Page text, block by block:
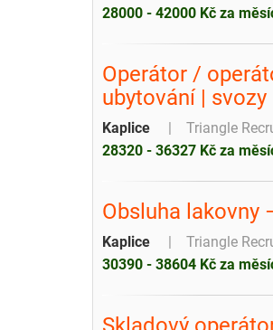
28000 - 42000 Kč za
Operátor /
ubytování | svozy
Kaplice
Triangle
28320 - 36327 Kč za
Obsluha lakovny
Kaplice
Triangle
30390 - 38604 Kč za